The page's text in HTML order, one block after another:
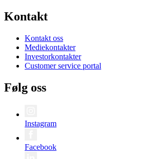
Kontakt
Kontakt oss
Mediekontakter
Investorkontakter
Customer service portal
Følg oss
Instagram
Facebook